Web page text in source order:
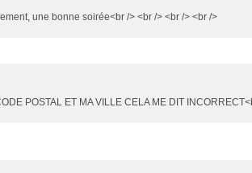
une bonne soirée<br /> <br /> <br /> <br />
POSTAL ET MA VILLE CELA ME DIT